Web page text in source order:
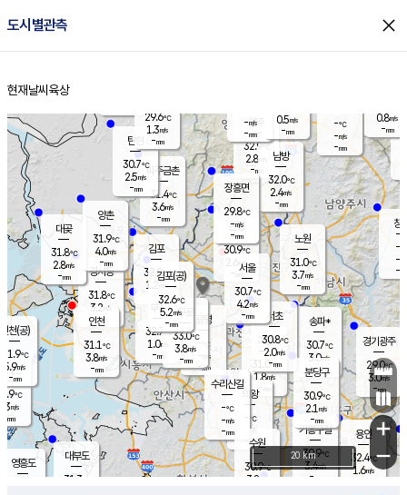
도시별관측 close
홈
현재날씨 육상
의도
℃
m/s
mm
영흥도
양주
32.9℃
2.8
-mm
과천
31.0℃
1.8m/s
- mm
용인
32.4℃
1.6m/s
경기광주
29.0℃
3.0m/s
-mm
대부도
31.3
경서동
31.8℃
3.2 m/s
-mm
파주금촌
31.4℃
3.6m/s
-mm
-℃
-m/s
-mm
대곶
31.8℃
2.8m/s
-mm
창
-
-m/
-
탄현
30.7℃
2.5m/s
-mm
0.8m/s
-mm
의왕
- ℃
m/s
mm
김포
32.0℃
1.2 m/s
mm
광명
- ℃
-m/s
-mm
부천
32.7℃
1.0m/s
-mm
양촌
31.9℃
4.0m/s
-mm
구로
33.0℃
3.8m/s
-mm
은평
30.9℃
2.6 m/s
- mm
노원
31.0℃
3.7m/s
-mm
송파*
30.7℃
3.0m/s
-mm
서초
30.8℃
2.0m/s
-mm
남방
32.0℃
2.4m/s
-mm
기흥구갈
30.9℃
3.4m/s
-
수리산길
-℃
-m/s
-mm
분당구
30.9℃
2.1 m/s
-mm
장흥면
29.8℃
-m/s
-mm
-m/s
-mm
인천(공)
31.9℃
5.9m/s
-mm
김포(공)
32.6℃
5.2m/s
-mm
수원
30.9℃
3.8 m/s
인천
31.1℃
3.8m/s
-mm
서울
30.7℃
4.2m/s
-mm
29.6℃
1.3m/s
-mm
0.5m/s
-mm
+
−
20 km